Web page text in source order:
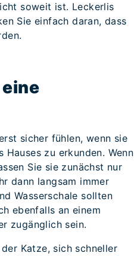
soweit ist. Leckerlis
Sie einfach daran, dass
sicher fühlen, wenn sie
zu erkunden. Wenn
Sie sie zunächst nur
dann langsam immer
Wasserschale sollten
ebenfalls an einem
zugänglich sein.
Katze, sich schneller